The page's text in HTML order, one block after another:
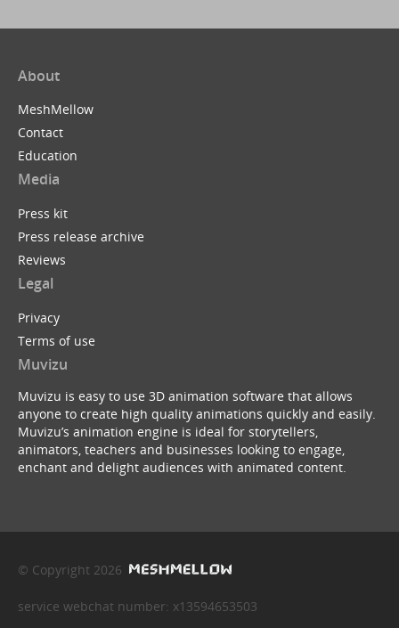
About
MeshMellow
Contact
Education
Media
Press kit
Press release archive
Reviews
Legal
Privacy
Terms of use
Muvizu
Muvizu is easy to use 3D animation software that allows
anyone to create high quality animations quickly and easily.
Muvizu’s animation engine is ideal for storytellers,
animators, teachers and businesses looking to engage,
enchant and delight audiences with animated content.
© Copyright 2026
service webchat number: x13594653503